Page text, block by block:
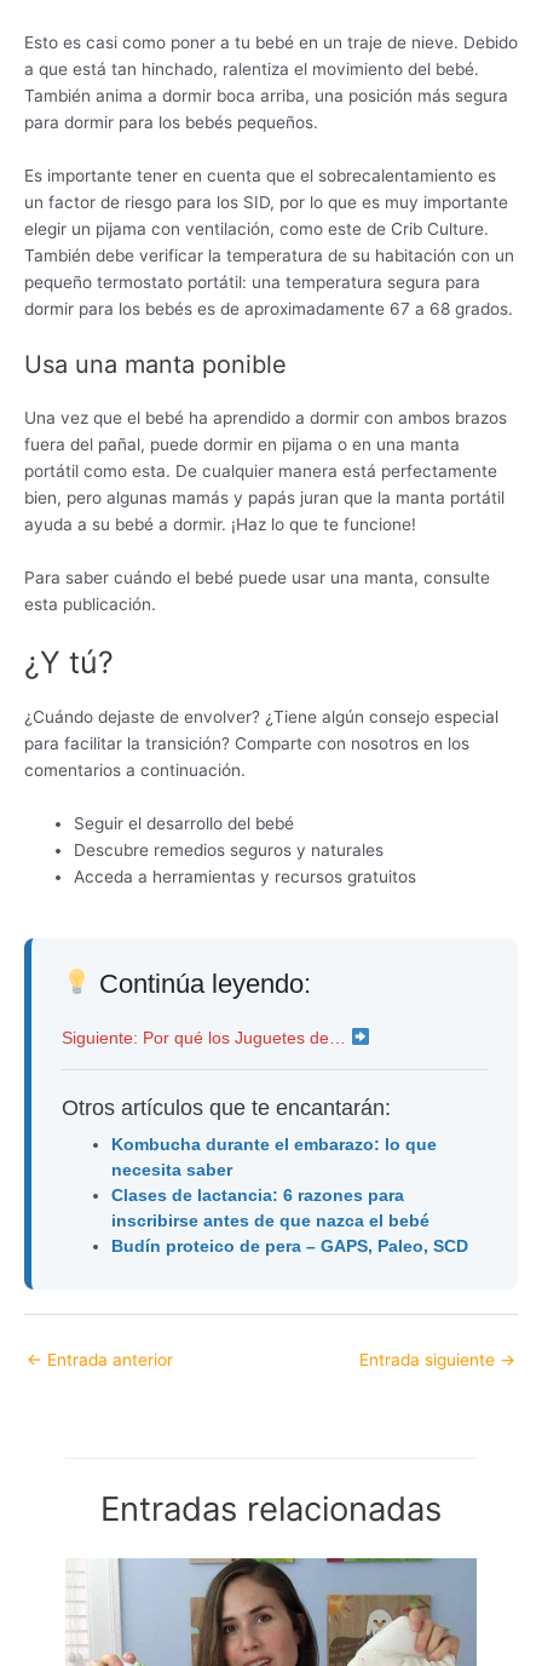
Esto es casi como poner a tu bebé en un traje de nieve. Debido
a que está tan hinchado, ralentiza el movimiento del bebé.
También anima a dormir boca arriba, una posición más segura
para dormir para los bebés pequeños.
Es importante tener en cuenta que el sobrecalentamiento es
un factor de riesgo para los SID, por lo que es muy importante
elegir un pijama con ventilación, como este de Crib Culture.
También debe verificar la temperatura de su habitación con un
pequeño termostato portátil: una temperatura segura para
dormir para los bebés es de aproximadamente 67 a 68 grados.
Usa una manta ponible
Una vez que el bebé ha aprendido a dormir con ambos brazos
fuera del pañal, puede dormir en pijama o en una manta
portátil como esta. De cualquier manera está perfectamente
bien, pero algunas mamás y papás juran que la manta portátil
ayuda a su bebé a dormir. ¡Haz lo que te funcione!
Para saber cuándo el bebé puede usar una manta, consulte
esta publicación.
¿Y tú?
¿Cuándo dejaste de envolver? ¿Tiene algún consejo especial
para facilitar la transición? Comparte con nosotros en los
comentarios a continuación.
Seguir el desarrollo del bebé
Descubre remedios seguros y naturales
Acceda a herramientas y recursos gratuitos
Continúa leyendo:
Siguiente: Por qué los Juguetes de…
Otros artículos que te encantarán:
Kombucha durante el embarazo: lo que
necesita saber
Clases de lactancia: 6 razones para
inscribirse antes de que nazca el bebé
Budín proteico de pera – GAPS, Paleo, SCD
← Entrada anterior Entrada siguiente →
Entradas relacionadas